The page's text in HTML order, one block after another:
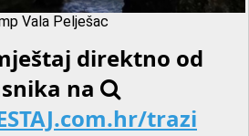
Vala Pelješac
direktno od
na
trazi